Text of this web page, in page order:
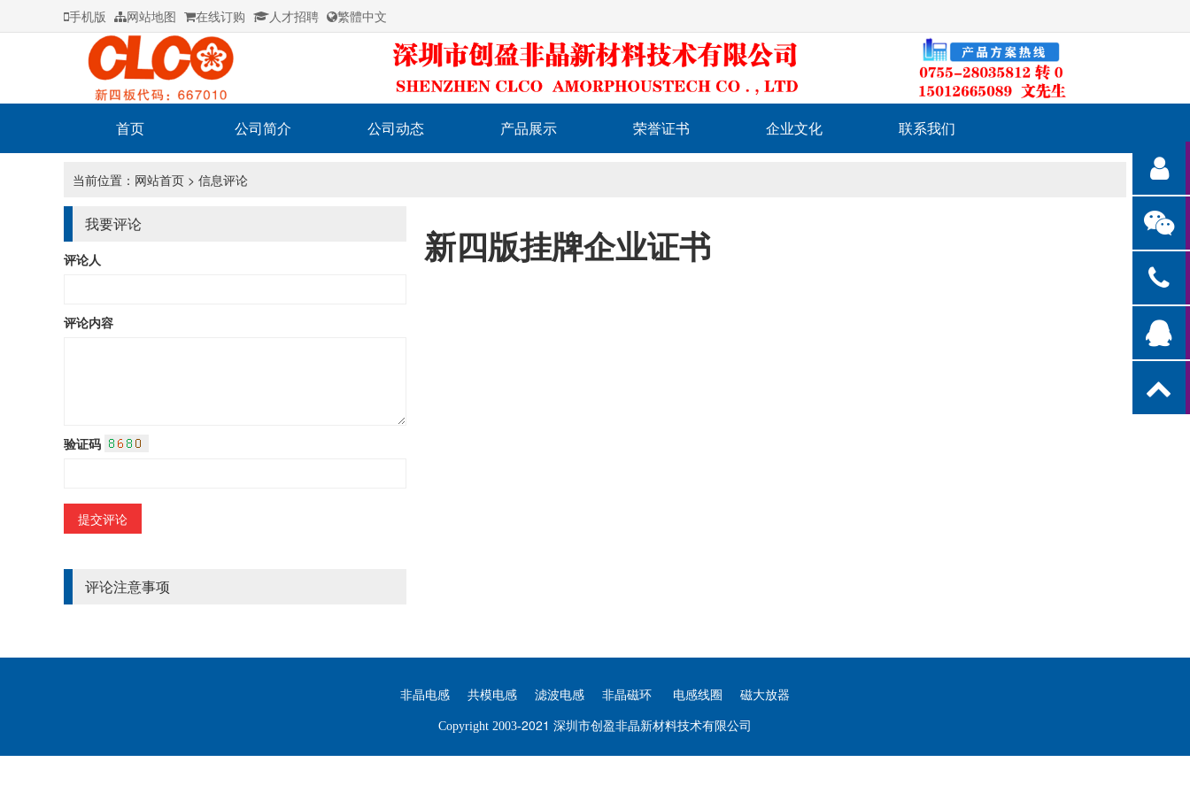
手机版 网站地图 在线订购 人才招聘 繁體中文
首页 公司简介 公司动态 产品展示 荣誉证书 企业文化 联系我们
当前位置： 网站首页 > 信息评论
我要评论
评论人
评论内容
验证码
评论注意事项
新四版挂牌企业证书
非晶电感 共模电感 滤波电感 非晶磁环 电感线圈 磁大放器
Copyright 2003-2021 深圳市创盈非晶新材料技术有限公司